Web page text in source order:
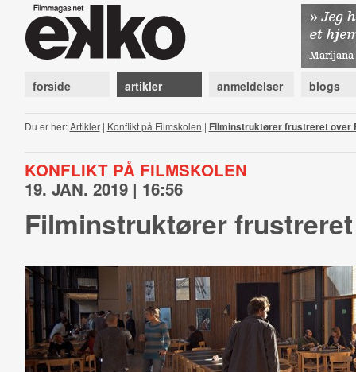
forside artikler anmeldelser blogs
Du er her:Artikler| Konflikt på Filmskolen | Filminstruktører frustreret over
KONFLIKT PÅ FILMSKOLEN
19. JAN. 2019 | 16:56
Filminstruktører